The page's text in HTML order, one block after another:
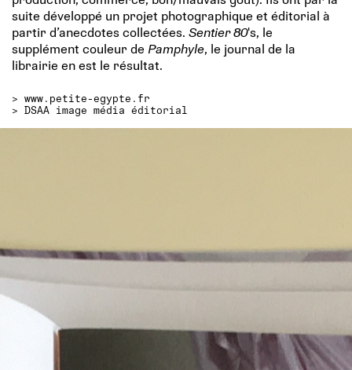
suite développé un projet photographique et éditorial à
partir d’anecdotes collectées. Sentier 80's, le
supplément couleur de Pamphyle, le journal de la
librairie en est le résultat.
> www.petite-egypte.fr
> DSAA image média éditorial